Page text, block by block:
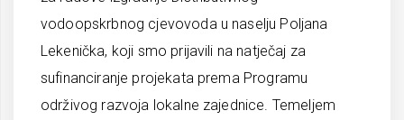
vodoopskrbnog cjevovoda u naselju Poljana
Lekenička, koji smo prijavili na natječaj za
sufinanciranje projekata prema Programu
održivog razvoja lokalne zajednice. Temeljem